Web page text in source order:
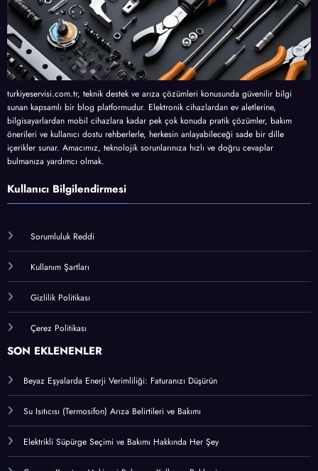
sunan kapsamlı bir blog platformudur. Elektronik cihazlardan ev aletlerine,
bilgisayarlardan mobil cihazlara kadar pek çok konuda pratik çözümler, bakım
bulmanıza yardımcı olmak.
Kullanıcı Bilgilendirmesi
Sorumluluk Reddi
Kullanım Şartları
Gizlilik Politikası
Çerez Politikası
SON EKLENENLER
Beyaz Eşyalarda Enerji Verimliliği: Faturanızı Düşürün